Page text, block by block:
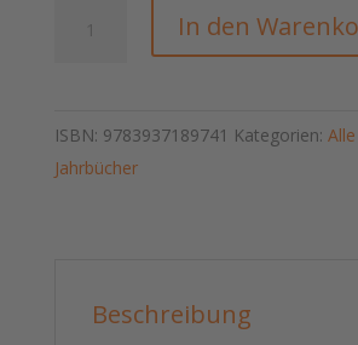
Menge
In den
ISBN: 9783937189741 Kategorien:
Jahrbücher
Beschreibung